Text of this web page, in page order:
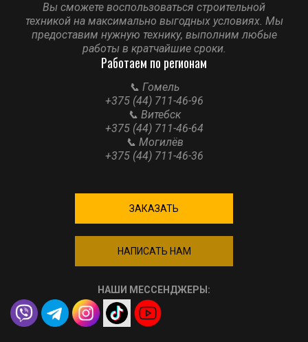
Вы сможете воспользоваться строительной
техникой на максимально выгодных условиях. Мы
предоставим нужную технику, выполним любые
работы в кратчайшие сроки.
Работаем по регионам
📞 Гомель
+375 (44) 711-46-96
📞 Витебск
+375 (44) 711-46-64
📞 Могилёв
+375 (44) 711-46-36
ЗАКАЗАТЬ
НАПИСАТЬ НАМ
НАШИ МЕССЕНДЖЕРЫ: